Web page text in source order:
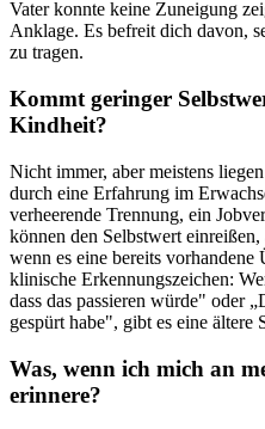
Vater konnte keine Zuneigung
Anklage. Es befreit dich davon,
zu tragen.
Kommt geringer
Kindheit?
Nicht immer, aber meistens
durch eine Erfahrung im
verheerende Trennung, ein
können den Selbstwert
wenn es eine bereits vorhandene
klinische Erkennungszeichen:
dass das passieren würde" oder
gespürt habe", gibt es eine ältere
Was, wenn ich mich an
erinnere?